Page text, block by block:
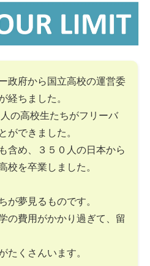
政府から国立高校の運営委
経ちました。
の高校生たちがフリーバ
ができました。
含め、３５０人の日本から
校を卒業しました。
が夢見るものです。
の費用がかかり過ぎて、留
たくさんいます。